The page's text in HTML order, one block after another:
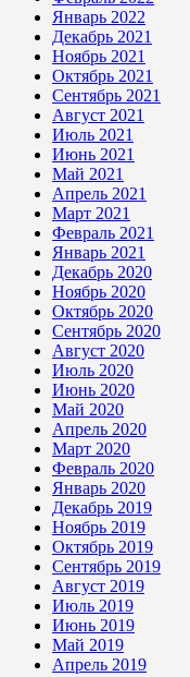
Январь 2022
Декабрь 2021
Ноябрь 2021
Октябрь 2021
Сентябрь 2021
Август 2021
Июль 2021
Июнь 2021
Май 2021
Апрель 2021
Март 2021
Февраль 2021
Январь 2021
Декабрь 2020
Ноябрь 2020
Октябрь 2020
Сентябрь 2020
Август 2020
Июль 2020
Июнь 2020
Май 2020
Апрель 2020
Март 2020
Февраль 2020
Январь 2020
Декабрь 2019
Ноябрь 2019
Октябрь 2019
Сентябрь 2019
Август 2019
Июль 2019
Июнь 2019
Май 2019
Апрель 2019